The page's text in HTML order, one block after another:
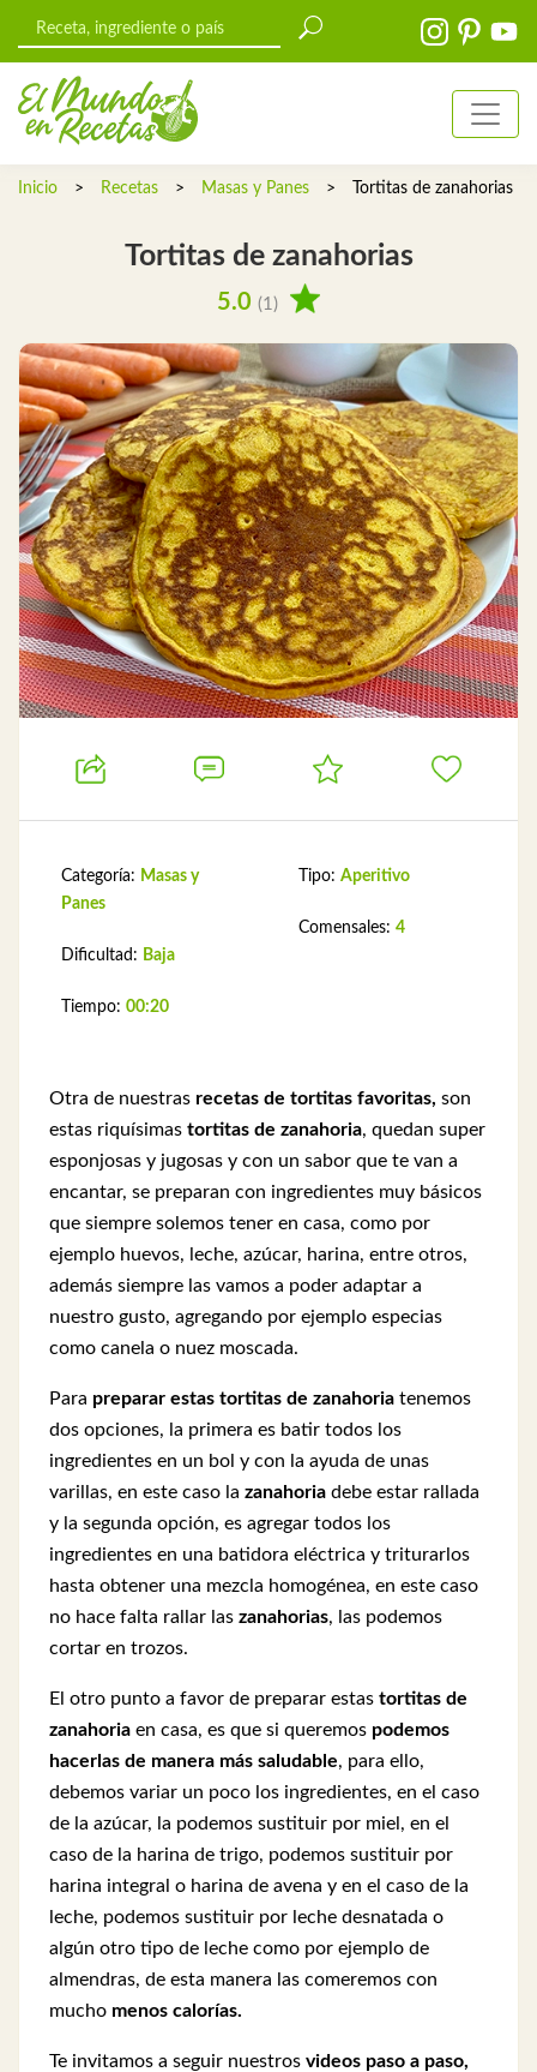
Inicio > Recetas > Masas y Panes > Tortitas de zanahorias
Tortitas de zanahorias
5.0 (1)
Categoría: Masas y
Panes
Dificultad: Baja
Tiempo: 00:20
Tipo: Aperitivo
Comensales: 4
Otra de nuestras recetas de tortitas favoritas, son
estas riquísimas tortitas de zanahoria, quedan super
esponjosas y jugosas y con un sabor que te van a
encantar, se preparan con ingredientes muy básicos
que siempre solemos tener en casa, como por
ejemplo huevos, leche, azúcar, harina, entre otros,
además siempre las vamos a poder adaptar a
nuestro gusto, agregando por ejemplo especias
como canela o nuez moscada.
Para preparar estas tortitas de zanahoria tenemos
dos opciones, la primera es batir todos los
ingredientes en un bol y con la ayuda de unas
varillas, en este caso la zanahoria debe estar rallada
y la segunda opción, es agregar todos los
ingredientes en una batidora eléctrica y triturarlos
hasta obtener una mezcla homogénea, en este caso
no hace falta rallar las zanahorias, las podemos
cortar en trozos.
El otro punto a favor de preparar estas tortitas de
zanahoria en casa, es que si queremos podemos
hacerlas de manera más saludable, para ello,
debemos variar un poco los ingredientes, en el caso
de la azúcar, la podemos sustituir por miel, en el
caso de la harina de trigo, podemos sustituir por
harina integral o harina de avena y en el caso de la
leche, podemos sustituir por leche desnatada o
algún otro tipo de leche como por ejemplo de
almendras, de esta manera las comeremos con
mucho menos calorías.
Te invitamos a seguir nuestros videos paso a paso,